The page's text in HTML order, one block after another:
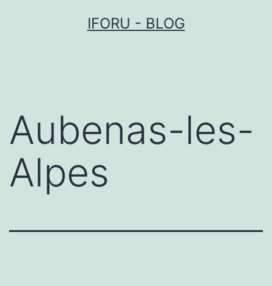
IFORU - BLOG
Aubenas-les-
Alpes